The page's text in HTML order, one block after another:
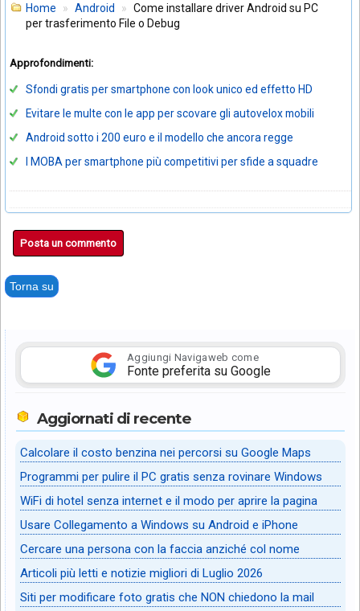
Home Android
Come installare driver Android su PC
per trasferimento File o Debug
Approfondimenti:
Sfondi gratis per smartphone con look unico ed effetto HD
Evitare le multe con le app per scovare gli autovelox mobili
Android sotto i 200 euro e il modello che ancora regge
I MOBA per smartphone più competitivi per sfide a squadre
Posta un commento
Torna su
Aggiungi Navigaweb come
Fonte preferita su Google
Aggiornati di recente
Calcolare il costo benzina nei percorsi su Google Maps
Programmi per pulire il PC gratis senza rovinare Windows
WiFi di hotel senza internet e il modo per aprire la pagina
Usare Collegamento a Windows su Android e iPhone
Cercare una persona con la faccia anziché col nome
Articoli più letti e notizie migliori di Luglio 2026
Siti per modificare foto gratis che NON chiedono la mail